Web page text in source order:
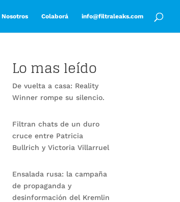
Nosotros Colaborá info@filtraleaks.com
Lo mas leído
De vuelta a casa: Reality
Winner rompe su silencio.
Filtran chats de un duro
cruce entre Patricia
Bullrich y Victoria Villarruel
Ensalada rusa: la campaña
de propaganda y
desinformación del Kremlin